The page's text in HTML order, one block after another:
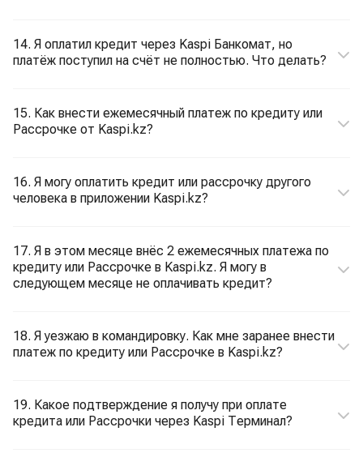
14. Я оплатил кредит через Kaspi Банкомат, но
платёж поступил на счёт не полностью. Что делать?
15. Как внести ежемесячный платеж по кредиту или
Рассрочке от Kaspi.kz?
16. Я могу оплатить кредит или рассрочку другого
человека в приложении Kaspi.kz?
17. Я в этом месяце внёс 2 ежемесячных платежа по
кредиту или Рассрочке в Kaspi.kz. Я могу в
следующем месяце не оплачивать кредит?
18. Я уезжаю в командировку. Как мне заранее внести
платеж по кредиту или Рассрочке в Kaspi.kz?
19. Какое подтверждение я получу при оплате
кредита или Рассрочки через Kaspi Терминал?